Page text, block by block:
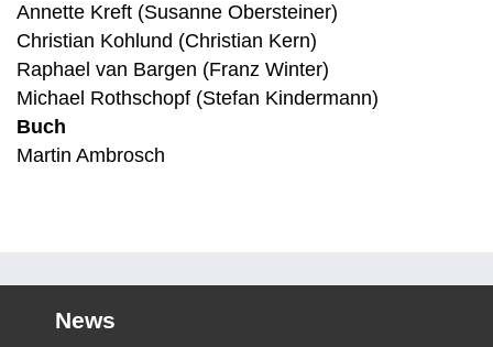
Annette Kreft (Susanne Obersteiner)
Christian Kohlund (Christian Kern)
Raphael van Bargen (Franz Winter)
Michael Rothschopf (Stefan Kindermann)
Buch
Martin Ambrosch
News